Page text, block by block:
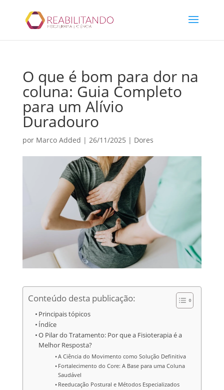
O que é bom para dor na
coluna: Guia Completo
para um Alívio
Duradouro
por Marco Added | 26/11/2025 | Dores
Conteúdo desta publicação:
Principais tópicos
Índíce
O Pilar do Tratamento: Por que a Fisioterapia é a
Melhor Resposta?
A Ciência do Movimento como Solução Definitiva
Fortalecimento do Core: A Base para uma Coluna
Saudável
Reeducação Postural e Métodos Especializados